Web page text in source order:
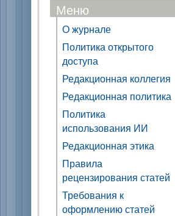
Меню
О журнале
Политика открытого
доступа
Редакционная коллегия
Редакционная политика
Политика
использования ИИ
Редакционная этика
Правила
рецензирования статей
Требования к
оформлению статей